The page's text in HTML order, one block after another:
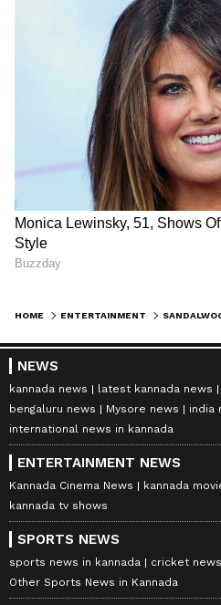
HOME ENTERTAINMENT
NEWS
kannada news latest kannada news
bengaluru news
Mysore news
india
international news in kannada
ENTERTAINMENT NEWS
Kannada Cinema News kannada
kannada tv shows
SPORTS NEWS
sports news in kannada
cricket
Other Sports News in Kannada